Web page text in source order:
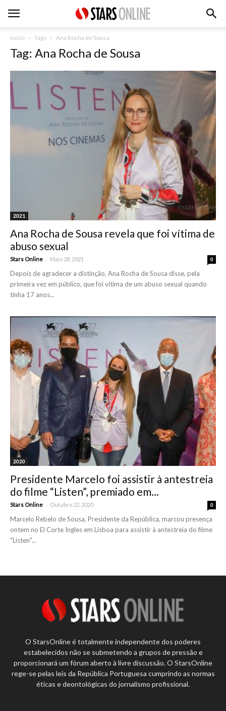
Inicio Tags Ana Rocha de Sousa
Tag: Ana Rocha de Sousa
2021
Ana Rocha de Sousa revela que foi vítima de
abuso sexual
Stars Online - Maio 28, 2021 0
Depois de agradecer a distinção, Ana Rocha de Sousa disse, pela
primeira vez em público, que foi vítima de um abuso sexual quando
tinha 17 anos...
2020
Presidente Marcelo foi assistir à antestreia
do filme “Listen”, premiado em...
Stars Online - Outubro 22, 2020 0
Marcelo Rebelo de Sousa, Presidente da República, marcou presença
ontem no El Corte Ingles em Lisboa para assistir à antestreia do filme
"Listen"...
O StarsOnline é totalmente independente dos poderes
estabelecidos não se submetendo a grupos de pressão e
proporcionará um fórum aberto à livre discussão. O StarsOnline
rege-se pelas leis da República Portuguesa cumprindo as normas
éticas e deontológicas do jornalismo profissional.